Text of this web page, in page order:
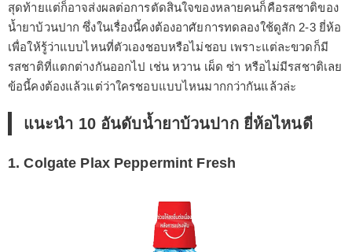
สุดท้ายแต่ก็อาจส่งผลต่อการตัดสินใจของหลายคนก็คือรสชาติของ
น้ำยาบ้วนปาก ซึ่งในเรื่องนี้คงต้องอาศัยการทดลองใช้ดูสัก 2-3 ยี่ห้อ
เพื่อให้รู้ว่าแบบไหนที่ตัวเองชอบหรือไม่ชอบ เพราะแต่ละขวดก็มี
รสชาติที่แตกต่างกันออกไป เช่น หวาน เผ็ด ซ่า หรือไม่มีรสชาติเลย
ข้อนี้คงต้องแล้วแต่ว่าใครชอบแบบไหนมากกว่ากันแล้วล่ะ
แนะนำ 10 อันดับน้ำยาบ้วนปาก ยี่ห้อไหนดี
1. Colgate Plax Peppermint Fresh